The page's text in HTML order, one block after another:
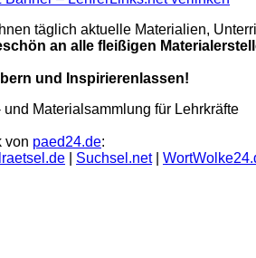
täglich aktuelle Materialien,
an alle fleißigen
und Inspirierenlassen!
und Materialsammlung für Lehrkräfte
von paed24.de:
Suchsel.net|